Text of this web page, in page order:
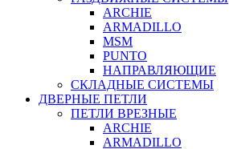
ARCHIE
ARMADILLO
MSM
PUNTO
НАПРАВЛЯЮЩИЕ
СКЛАДНЫЕ СИСТЕМЫ
ДВЕРНЫЕ ПЕТЛИ
ПЕТЛИ ВРЕЗНЫЕ
ARCHIE
ARMADILLO